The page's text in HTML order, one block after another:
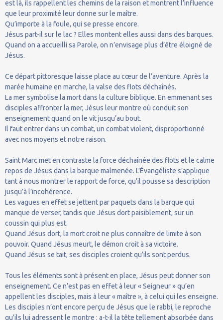
est là, ils rappellent les chemins de la raison et montrent l’influence
que leur proximité leur donne sur le maître.
Qu’importe à la foule, qui se presse encore.
Jésus part-il sur le lac ? Elles montent elles aussi dans des barques.
Quand on a accueilli sa Parole, on n’envisage plus d’être éloigné de
Jésus.
Ce départ pittoresque laisse place au cœur de l’aventure. Après la
marée humaine en marche, la valse des flots déchaînés.
La mer symbolise la mort dans la culture biblique. En emmenant ses
disciples affronter la mer, Jésus leur montre où conduit son
enseignement quand on le vit jusqu’au bout.
Il faut entrer dans un combat, un combat violent, disproportionné
avec nos moyens et notre raison.
Saint Marc met en contraste la force déchaînée des flots et le calme
repos de Jésus dans la barque malmenée. L’Évangéliste s’applique
tant à nous montrer le rapport de force, qu’il pousse sa description
jusqu’à l’incohérence.
Les vagues en effet se jettent par paquets dans la barque qui
manque de verser, tandis que Jésus dort paisiblement, sur un
coussin qui plus est.
Quand Jésus dort, la mort croit ne plus connaître de limite à son
pouvoir. Quand Jésus meurt, le démon croit à sa victoire.
Quand Jésus se tait, ses disciples croient qu’ils sont perdus.
Tous les éléments sont à présent en place, Jésus peut donner son
enseignement. Ce n’est pas en effet à leur « Seigneur » qu’en
appellent les disciples, mais à leur « maître », à celui qui les enseigne.
Les disciples n’ont encore perçu de Jésus que le rabbi, le reproche
qu’ils lui adressent le montre : a-t-il la tête tellement absorbée dans